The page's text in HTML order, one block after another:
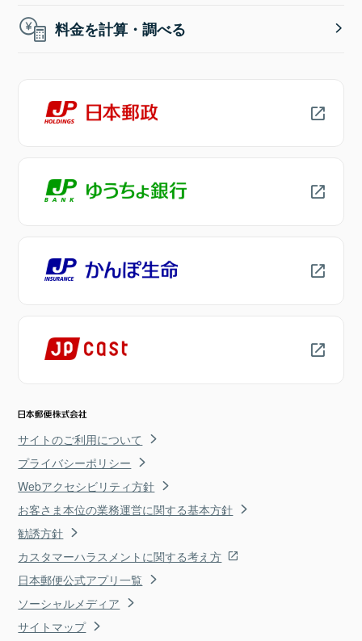
料金を計算・調べる
サイトのご利用について
プライバシーポリシー
Webアクセシビリティ方針
お客さま本位の業務運営に関する基本方針
勧誘方針
カスタマーハラスメントに関する考え方
日本郵便公式アプリ一覧
ソーシャルメディア
サイトマップ